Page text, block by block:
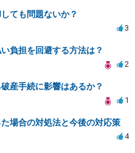
ても問題ないか？
3
負担を回避する方法は？
2
産手続に影響はあるか？
1
場合の対処法と今後の対応策
4